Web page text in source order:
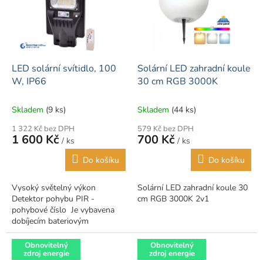
LED solární svítidlo, 100
W, IP66
Skladem (9 ks)
1 322 Kč bez DPH
1 600 Kč / ks
Do košíku
Vysoký světelný výkon
Detektor pohybu PIR -
pohybové číslo Je vybavena
dobíjecím bateriovým
zdrojem pro napájení LED čipů
- výdrž až 10 hodin. Možnost...
Solární LED zahradní koule
30 cm RGB 3000K
Skladem (44 ks)
579 Kč bez DPH
700 Kč / ks
Do košíku
Solární LED zahradní koule 30
cm RGB 3000K 2v1
Obnovitelný
zdroj energie
Obnovitelný
zdroj energie